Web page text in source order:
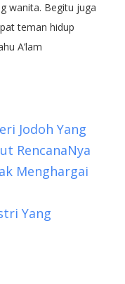
wanita. Begitu juga
teman hidup
A’lam
Jodoh Yang
RencanaNya
Menghargai
Yang